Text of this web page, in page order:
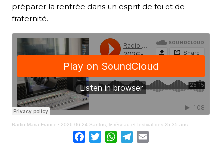
préparer la rentrée dans un esprit de foi et de
fraternité.
Radio Maria France · 2026-06-24 Santos, le réseau et festival des 25-35 ans
Facebook
TwitterWhatsApp
Telegram